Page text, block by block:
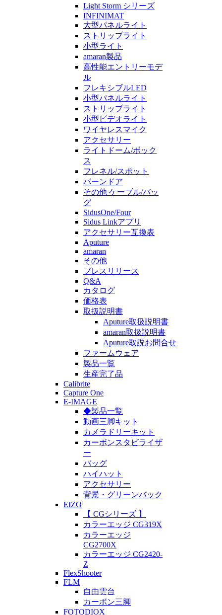
Light Storm シリーズ
INFINIMAT
大型パネルライト
ストリップライト
小型ライト
amaran製品
高性能エントリーモデ
ル
フレキシブルLED
小型パネルライト
ストリップライト
小型ビデオライト
ワイヤレスマイク
アクセサリー
ライトドーム/ボック
ス
フレネル/スポット
バーンドア
その他 ケーブル/バッ
グ
SidusOne/Four
Sidus Linkアプリ
アクセサリー互換表
Aputure
amaran
その他
プレスリリース
Q&A
カタログ
価格表
取扱説明書
Aputure取扱説明書
amaran取扱説明書
Aputure取説お問合せ
ファームウェア
製品一覧
生産完了品
Calibrite
Capture One
E-IMAGE
◆製品一覧
動画三脚キット
カメラドリーキット
カーボンスタビライザ
ー
バッグ
ハイハット
アクセサリー
背景・グリーンバック
EIZO
【 CGシリーズ 】
カラーエッジ CG319X
カラーエッジ
CG2700X
カラーエッジ CG2420-
Z
FlexShooter
FLM
自由雲台
カーボン三脚
FOTODIOX